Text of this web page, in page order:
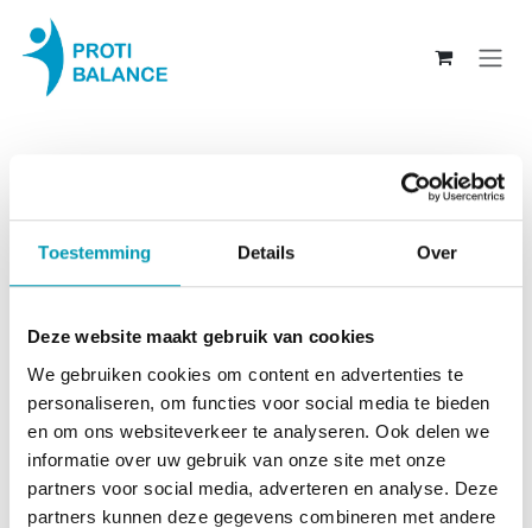
Toestemming Details Over
Deze website maakt gebruik van cookies
We gebruiken cookies om content en advertenties te
personaliseren, om functies voor social media te bieden
en om ons websiteverkeer te analyseren. Ook delen we
informatie over uw gebruik van onze site met onze
partners voor social media, adverteren en analyse. Deze
partners kunnen deze gegevens combineren met andere
Overslaan naar inhoud
Welkom op onze nieuwe website!
Om als bestaande klant opnieuw in te loggen, werkt u
wachtwoord opnieuw in te stellen.
(1 gevonden)
X-Nutri Vitamine D3 - K2
complex